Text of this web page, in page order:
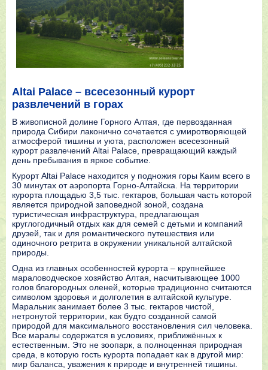
Altai Palace – всесезонный курорт
развлечений в горах
В живописной долине Горного Алтая, где первозданная
природа Сибири лаконично сочетается с умиротворяющей
атмосферой тишины и уюта, расположен всесезонный
курорт развлечений Altai Palace, превращающий каждый
день пребывания в яркое событие.
Курорт Altai Palace находится у подножия горы Каим всего в
30 минутах от аэропорта Горно-Алтайска. На территории
курорта площадью 3,5 тыс. гектаров, большая часть которой
является природной заповедной зоной, создана
туристическая инфраструктура, предлагающая
круглогодичный отдых как для семей с детьми и компаний
друзей, так и для романтического путешествия или
одиночного ретрита в окружении уникальной алтайской
природы.
Одна из главных особенностей курорта – крупнейшее
мараловодческое хозяйство Алтая, насчитывающее 1000
голов благородных оленей, которые традиционно считаются
символом здоровья и долголетия в алтайской культуре.
Маральник занимает более 3 тыс. гектаров чистой,
нетронутой территории, как будто созданной самой
природой для максимального восстановления сил человека.
Все маралы содержатся в условиях, приближённых к
естественным. Это не зоопарк, а полноценная природная
среда, в которую гость курорта попадает как в другой мир:
мир баланса, уважения к природе и внутренней тишины.